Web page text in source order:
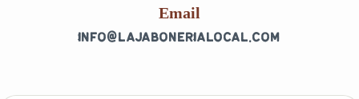
fEmail
info@lajabonerialocal.com